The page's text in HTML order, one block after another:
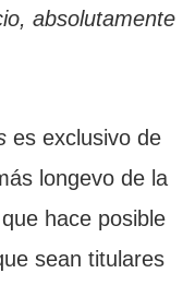
absolutamente
es exclusivo de
longevo de la
hace posible
sean titulares